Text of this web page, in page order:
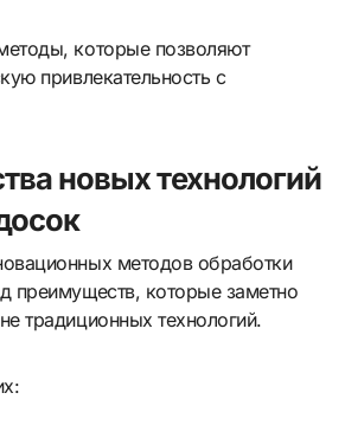
которые позволяют
привлекательность с
новых технологий
методов обработки
преимуществ, которые заметно
традиционных технологий.